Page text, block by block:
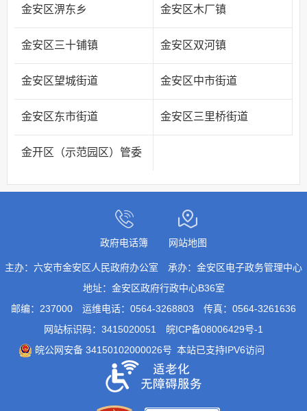
金安区淠东乡 金安区木厂镇
金安区三十铺镇 金安区双河镇
金安区望城街道 金安区中市街道
金安区东市街道 金安区三里桥街道
金开区（示范园区）管委
政府电话簿 网站地图
主办：六安市金安区人民政府办公室
承办：金安区电子政务管理中心
地址：金安区政府行政中心B36室
邮编：237000
运维电话：0564-3268803
传真：0564-3261636
网站标识码：3415020051
皖ICP备08006429号-1
皖公网安备 34150102000026号 本站已支持IPV6访问